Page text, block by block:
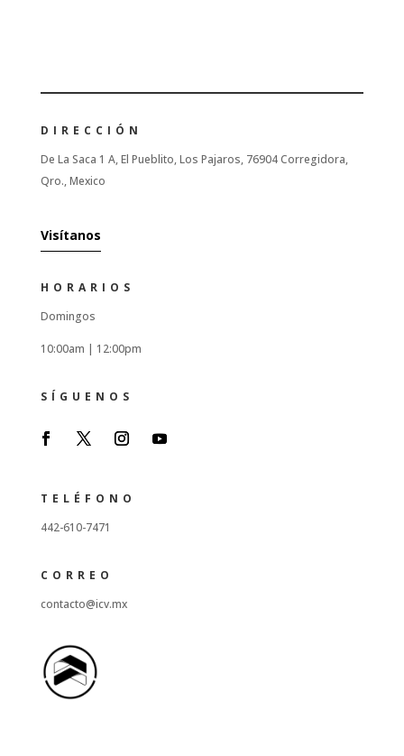
DIRECCIÓN
De La Saca 1 A, El Pueblito, Los Pajaros, 76904 Corregidora,
Qro., Mexico
Visítanos
HORARIOS
Domingos
10:00am | 12:00pm
SÍGUENOS
TELÉFONO
442-610-7471
CORREO
contacto@icv.mx